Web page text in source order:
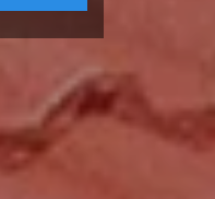
Peinture sur tuiles 77